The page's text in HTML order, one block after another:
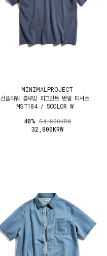
MINIMALPROJECT
선플라워 블루밍 피그먼트 반팔 티셔츠
MST184 / 5COLOR W
40% 54,800KRW
32,800KRW